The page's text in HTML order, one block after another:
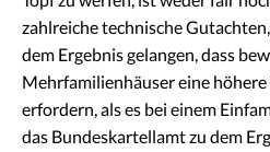
zahlreiche technische
dem Ergebnis gelangen, dass
Mehrfamilienhäuser eine
erfordern, als es bei einem
das Bundeskartellamt zu dem